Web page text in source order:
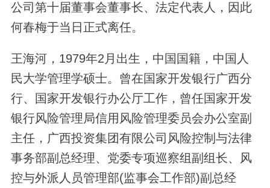
公司第十届董事会董事长、法定代表人，因此
何春梅于当日正式离任。
王海河，1979年2月出生，中国国籍，中国人
民大学管理学硕士。曾在国家开发银行广西分
行、国家开发银行办公厅工作，曾任国家开发
银行风险管理局信用风险管理委员会办公室副
主任，广西投资集团有限公司风险控制与法律
事务部副总经理、党委专项巡察组副组长、风
控与外派人员管理部(监事会工作部)副总经